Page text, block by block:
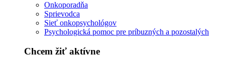
Onkoporadňa
Sprievodca
Sieť onkopsychológov
Psychologická pomoc pre príbuzných a pozostalých
Chcem žiť aktívne